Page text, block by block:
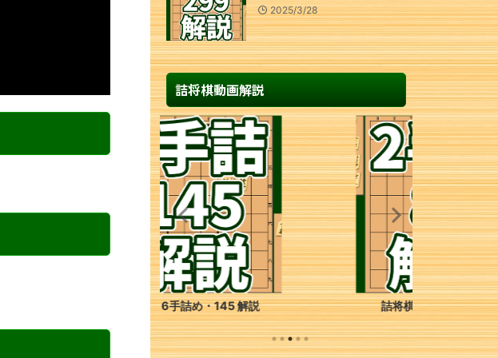
2025/3/28
詰将棋動画解説
詰将棋 2手詰め・85 解説 詰将